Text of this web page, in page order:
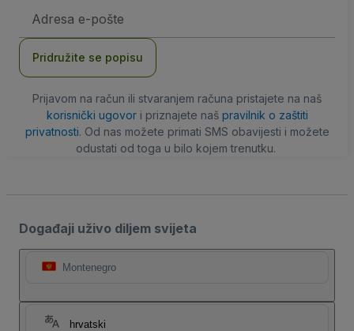
mail
Pridružite se popisu
Prijavom na račun ili stvaranjem računa pristajete na naš
korisnički ugovori priznajete naš pravilnik o zaštiti
privatnosti. Od nas možete primati SMS obavijesti i možete
odustati od toga u bilo kojem trenutku.
Događaji uživo diljem svijeta
Montenegro
hrvatski